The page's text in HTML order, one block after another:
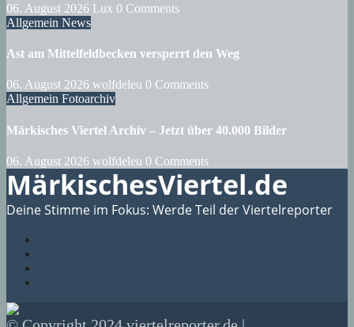
06. August 2026 Lux 0 Comments
Allgemein News
Ast am Mittelfeldbecken versperrt den Weg
06. August 2026 wolfdeleu 0 Comments
Allgemein Fotoarchiv
Märkisches Viertel Archiv – Jetzt über 40.000 Bilder
06. August 2026 wolfdeleu 0 Comments
MärkischesViertel.de
Deine Stimme im Fokus: Werde Teil der Viertelreporter